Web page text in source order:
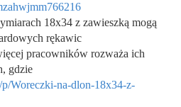
18x34 z zawieszką mogą
rękawic
pracowników rozważa ich
gdzie
Woreczki-na-dlon-18x34-z-